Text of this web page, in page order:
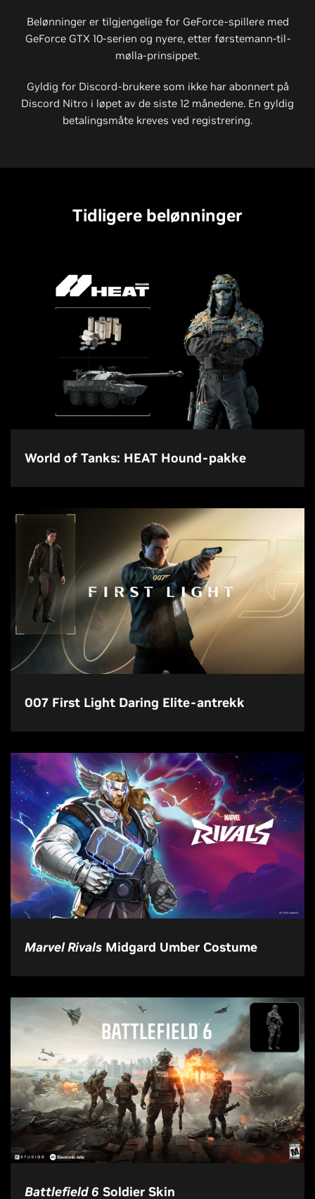
Belønninger er tilgjengelige for GeForce-spillere med
GeForce GTX 10-serien og nyere, etter førstemann-til-
mølla-prinsippet.
Gyldig for Discord-brukere som ikke har abonnert på
Discord Nitro i løpet av de siste 12 månedene. En gyldig
betalingsmåte kreves ved registrering.
Tidligere belønninger
World of Tanks: HEAT Hound-pakke
007 First Light Daring Elite-antrekk
Marvel Rivals Midgard Umber Costume
Battlefield 6 Soldier Skin